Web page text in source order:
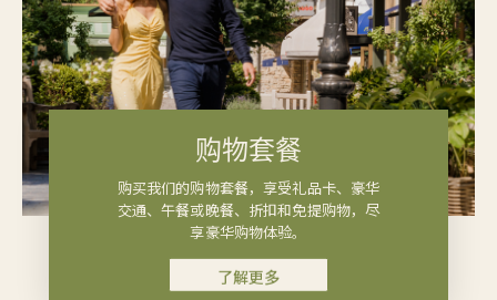
购物套餐
购买我们的购物套餐，享受礼品卡、豪华
交通、午餐或晚餐、折扣和免提购物，尽
享豪华购物体验。
了解更多